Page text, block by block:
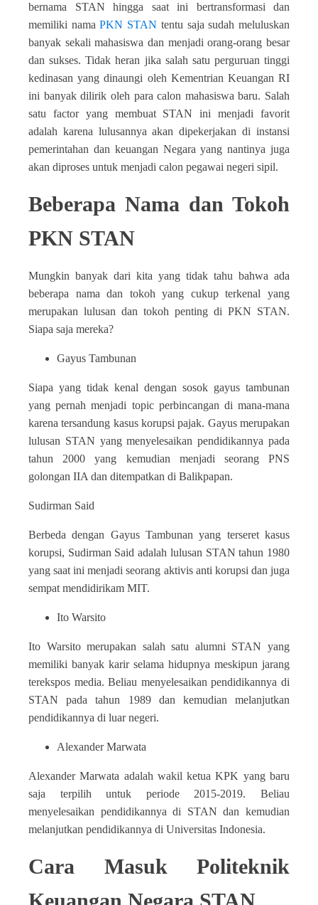
bernama STAN hingga saat ini bertransformasi dan
memiliki namaPKN STAN tentu saja sudah meluluskan
banyak sekali mahasiswa dan menjadi orang-orang besar
dan sukses. Tidak heran jika salah satu perguruan tinggi
kedinasan yang dinaungi oleh Kementrian Keuangan RI
ini banyak dilirik oleh para calon mahasiswa baru. Salah
satu factor yang membuat STAN ini menjadi favorit
adalah karena lulusannya akan dipekerjakan di instansi
pemerintahan dan keuangan Negara yang nantinya juga
akan diproses untuk menjadi calon pegawai negeri sipil.
Beberapa Nama dan Tokoh
PKN STAN
Mungkin banyak dari kita yang tidak tahu bahwa ada
beberapa nama dan tokoh yang cukup terkenal yang
merupakan lulusan dan tokoh penting di PKN STAN.
Siapa saja mereka?
Gayus Tambunan
Siapa yang tidak kenal dengan sosok gayus tambunan
yang pernah menjadi topic perbincangan di mana-mana
karena tersandung kasus korupsi pajak. Gayus merupakan
lulusan STAN yang menyelesaikan pendidikannya pada
tahun 2000 yang kemudian menjadi seorang PNS
golongan IIA dan ditempatkan di Balikpapan.
Sudirman Said
Berbeda dengan Gayus Tambunan yang terseret kasus
korupsi, Sudirman Said adalah lulusan STAN tahun 1980
yang saat ini menjadi seorang aktivis anti korupsi dan juga
sempat mendidirikam MIT.
Ito Warsito
Ito Warsito merupakan salah satu alumni STAN yang
memiliki banyak karir selama hidupnya meskipun jarang
terekspos media. Beliau menyelesaikan pendidikannya di
STAN pada tahun 1989 dan kemudian melanjutkan
pendidikannya di luar negeri.
Alexander Marwata
Alexander Marwata adalah wakil ketua KPK yang baru
saja terpilih untuk periode 2015-2019. Beliau
menyelesaikan pendidikannya di STAN dan kemudian
melanjutkan pendidikannya di Universitas Indonesia.
Cara Masuk Politeknik